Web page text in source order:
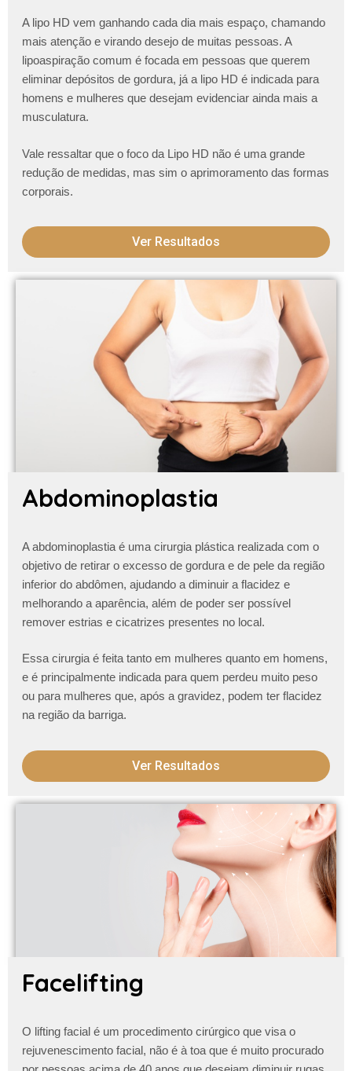
A lipo HD vem ganhando cada dia mais espaço, chamando
mais atenção e virando desejo de muitas pessoas. A
lipoaspiração comum é focada em pessoas que querem
eliminar depósitos de gordura, já a lipo HD é indicada para
homens e mulheres que desejam evidenciar ainda mais a
musculatura.
Vale ressaltar que o foco da Lipo HD não é uma grande
redução de medidas, mas sim o aprimoramento das formas
corporais.
Ver Resultados
Abdominoplastia
A abdominoplastia é uma cirurgia plástica realizada com o
objetivo de retirar o excesso de gordura e de pele da região
inferior do abdômen, ajudando a diminuir a flacidez e
melhorando a aparência, além de poder ser possível
remover estrias e cicatrizes presentes no local.
Essa cirurgia é feita tanto em mulheres quanto em homens,
e é principalmente indicada para quem perdeu muito peso
ou para mulheres que, após a gravidez, podem ter flacidez
na região da barriga.
Ver Resultados
Facelifting
O lifting facial é um procedimento cirúrgico que visa o
rejuvenescimento facial, não é à toa que é muito procurado